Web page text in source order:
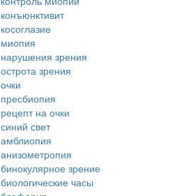
конъюнктивит
косоглазие
миопия
нарушения зрения
острота зрения
очки
пресбиопия
рецепт на очки
синий свет
амблиопия
анизометропия
бинокулярное зрение
биологические часы